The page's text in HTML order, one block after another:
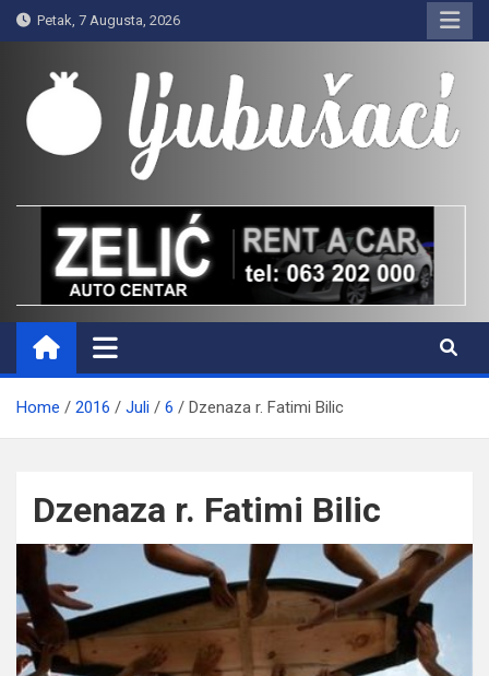
Skip
to
content
Petak, 7 Augusta, 2026
Ljubušaci
Svom voljenom gradu
Home 2016 Juli 6 Dzenaza r. Fatimi Bilic
Dzenaza r. Fatimi Bilic